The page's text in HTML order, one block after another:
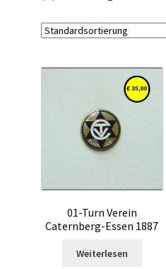
01-Turn Verein
Caternberg-Essen 1887
Weiterlesen